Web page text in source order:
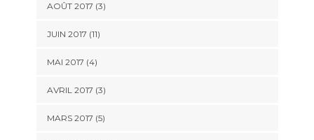
AOÛT 2017 (3)
JUIN 2017 (11)
MAI 2017 (4)
AVRIL 2017 (3)
MARS 2017 (5)